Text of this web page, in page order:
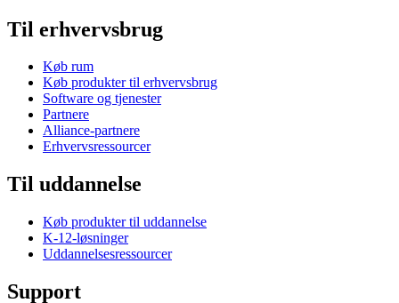
Til erhvervsbrug
Køb rum
Køb produkter til erhvervsbrug
Software og tjenester
Partnere
Alliance-partnere
Erhvervsressourcer
Til uddannelse
Køb produkter til uddannelse
K-12-løsninger
Uddannelsesressourcer
Support